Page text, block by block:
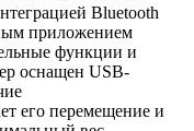
Bluetooth
приложением
функции и
оснащен USB-
его перемещение и